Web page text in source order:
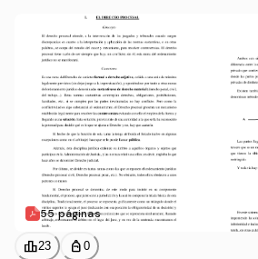
55 páginas
leaderboard23 personal_bag 0